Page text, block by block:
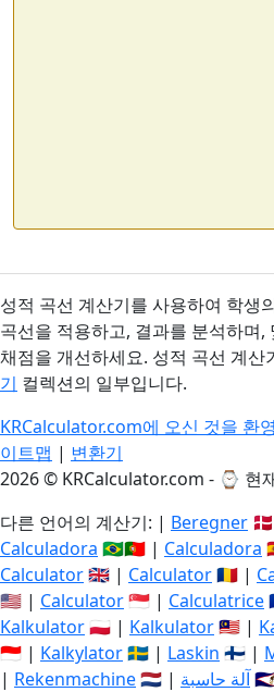
성적 곡선 계산기를 사용하여 학생
곡선을 적용하고, 결과를 분석하며
채점을 개선하세요. 성적 곡선 계산
기 컬렉션의 일부입니다.
KRCalculator.com에 오신 것을 환
이트맵 | 변환기
2026 © KRCalculator.com - ⌚ 현
다른 언어의 계산기: | Beregner
Calculadora 🇧🇷🇵🇹 | Calculadora
Calculator🇬🇧 | Calculator🇷🇴 |
🇺🇸 | Calculator🇸🇬 | Calculatrice
Kalkulator🇵🇱 | Kalkulator🇲🇾 |
🇮🇩 | Kalkylator🇸🇪 | Laskin 🇫🇮 |
| Rekenmachine🇳🇱 | آلة حاسبة